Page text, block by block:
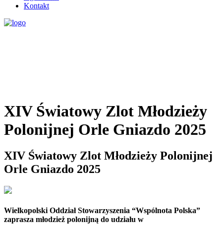
Kontakt
XIV Światowy Zlot Młodzieży
Polonijnej Orle Gniazdo 2025
XIV Światowy Zlot Młodzieży Polonijnej
Orle Gniazdo 2025
Wielkopolski Oddział Stowarzyszenia “Wspólnota Polska”
zaprasza młodzież polonijną do udziału w